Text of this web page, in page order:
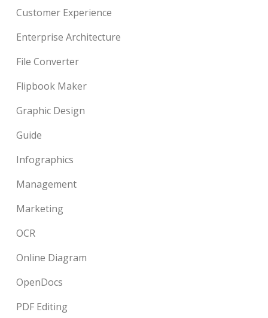
Customer Experience
Enterprise Architecture
File Converter
Flipbook Maker
Graphic Design
Guide
Infographics
Management
Marketing
OCR
Online Diagram
OpenDocs
PDF Editing